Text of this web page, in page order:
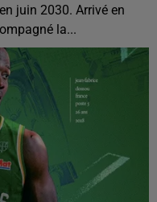
juin 2030. Arrivé en
la...